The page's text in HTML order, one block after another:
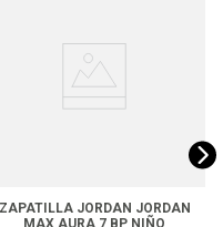
ZAPATILLA JORDAN JORDAN
MAX AURA 7 BP NIÑO